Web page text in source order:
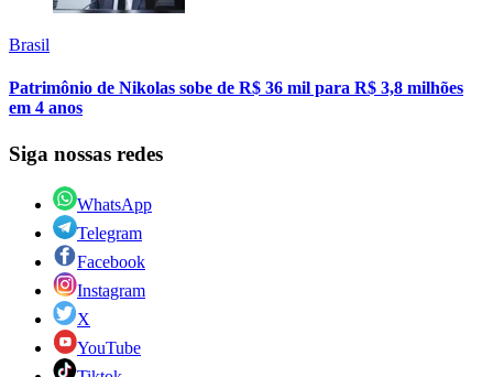
Brasil
Patrimônio de Nikolas sobe de R$ 36 mil para R$ 3,8 milhões
em 4 anos
Siga nossas redes
WhatsApp
Telegram
Facebook
Instagram
X
YouTube